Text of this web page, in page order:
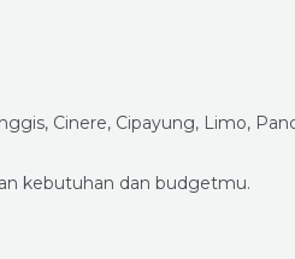
kebutuhan dan budgetmu.